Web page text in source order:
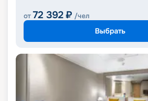
от 72 392 ₽ /чел
Выбрать